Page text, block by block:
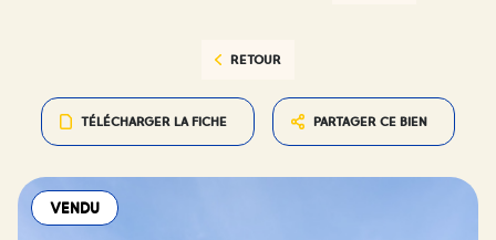
RETOUR
TÉLÉCHARGER LA FICHE PARTAGER CE BIEN
VENDU